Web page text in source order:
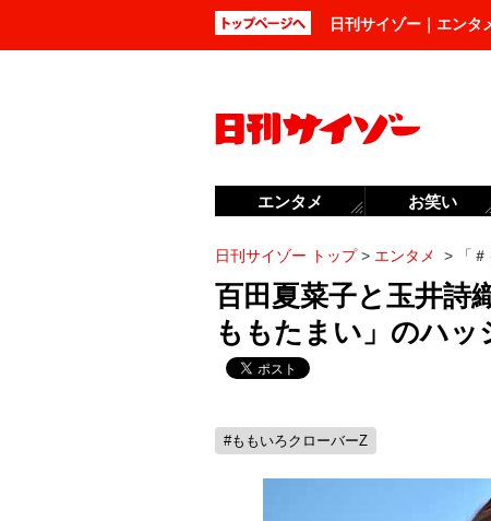
日刊サイゾー｜エンタ
日刊サイゾー トップ> エンタメ > 「
百田夏菜子と玉井詩
ももたまい」のハ
#ももいろクローバーZ
エンタメ お笑い